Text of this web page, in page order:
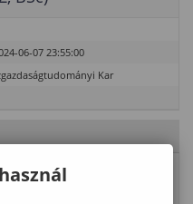
06-07 23:55:00
Kar
(első oktatási nap: